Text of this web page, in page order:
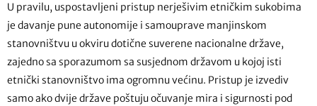
U pravilu, uspostavljeni pristup nerješivim etničkim sukobima
je davanje pune autonomije i samouprave manjinskom
stanovništvu u okviru dotične suverene nacionalne države,
zajedno sa sporazumom sa susjednom državom u kojoj isti
etnički stanovništvo ima ogromnu većinu. Pristup je izvediv
samo ako dvije države poštuju očuvanje mira i sigurnosti pod